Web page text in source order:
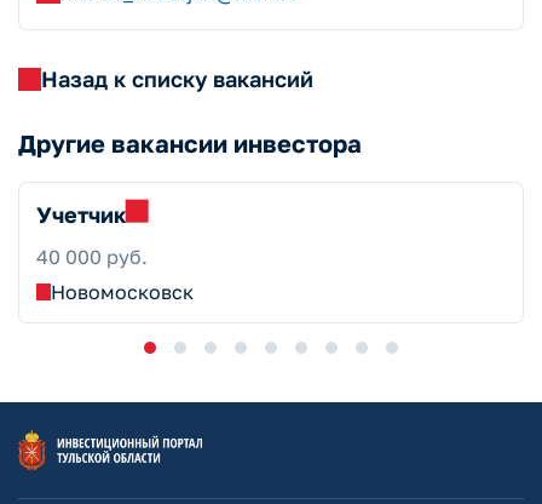
Назад к списку вакансий
Другие вакансии инвестора
Учетчик
40 000 руб.
Новомосковск